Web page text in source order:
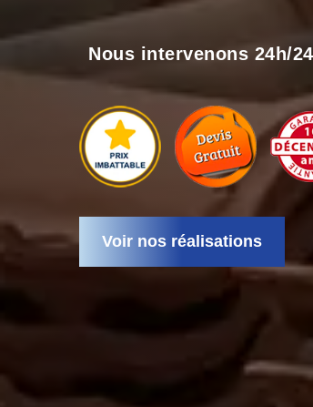
Nous intervenons 24h/
Voir nos réalisations